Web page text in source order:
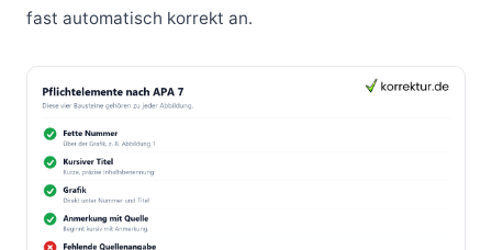
fast automatisch korrekt an.